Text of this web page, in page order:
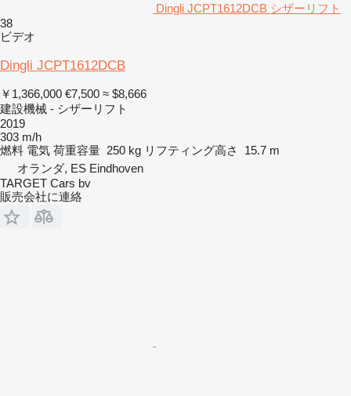
Dingli JCPT1612DCB シザーリフト
38
ビデオ
Dingli JCPT1612DCB
￥1,366,000 €7,500 ≈ $8,666
建設機械 - シザーリフト
2019
303 m/h
燃料 電気 荷重容量 250 kg リフティング高さ
15.7 m
オランダ, ES Eindhoven
TARGET Cars bv
販売会社に連絡